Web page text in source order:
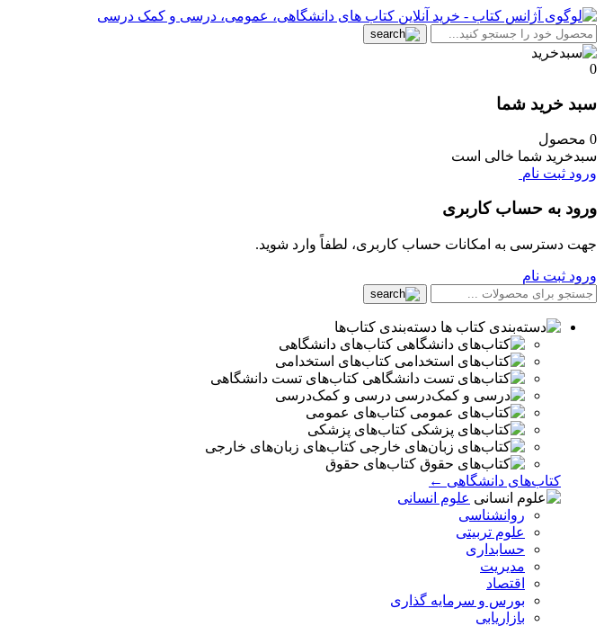
0
سبد خرید شما
0 محصول
سبدخرید شما خالی است
ورود ثبت نام
ورود به حساب کاربری
جهت دسترسی به امکانات حساب کاربری، لطفاً وارد شوید.
ورود ثبت نام
دسته‌بندی کتاب‌ها
کتاب‌های دانشگاهی
کتاب‌های استخدامی
کتاب‌های تست دانشگاهی
درسی و کمک‌درسی
کتاب‌های عمومی
کتاب‌های پزشکی
کتاب‌های زبان‌های خارجی
کتاب‌های حقوق
کتاب‌های دانشگاهی ←
علوم انسانی
روانشناسی
علوم تربیتی
حسابداری
مدیریت
اقتصاد
بورس و سرمایه گذاری
بازاریابی